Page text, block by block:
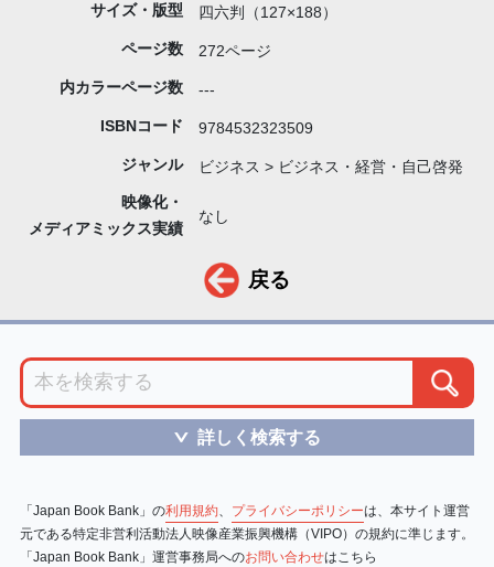
サイズ・版型 四六判（127×188）
ページ数 272ページ
内カラーページ数 ---
ISBNコード 9784532323509
ジャンル ビジネス > ビジネス・経営・自己啓発
映像化・
メディアミックス実績
なし
戻る
＞ 詳しく検索する
「Japan Book Bank」の利用規約、 プライバシーポリシーは、本サイト運営
元である特定非営利活動法人映像産業振興機構（VIPO）の規約に準じます。
「Japan Book Bank」運営事務局へのお問い合わせはこちら